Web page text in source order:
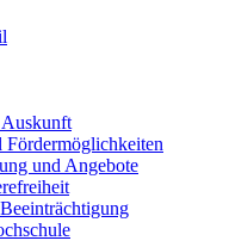
Fördermöglichkeiten
und Angebote